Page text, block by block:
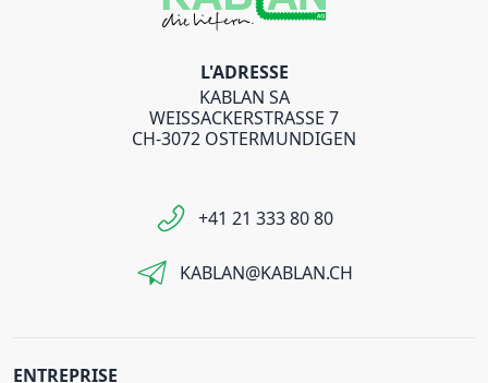
L'ADRESSE
KABLAN SA
WEISSACKERSTRASSE 7
CH-3072 OSTERMUNDIGEN
+41 21 333 80 80
KABLAN@KABLAN.CH
ENTREPRISE